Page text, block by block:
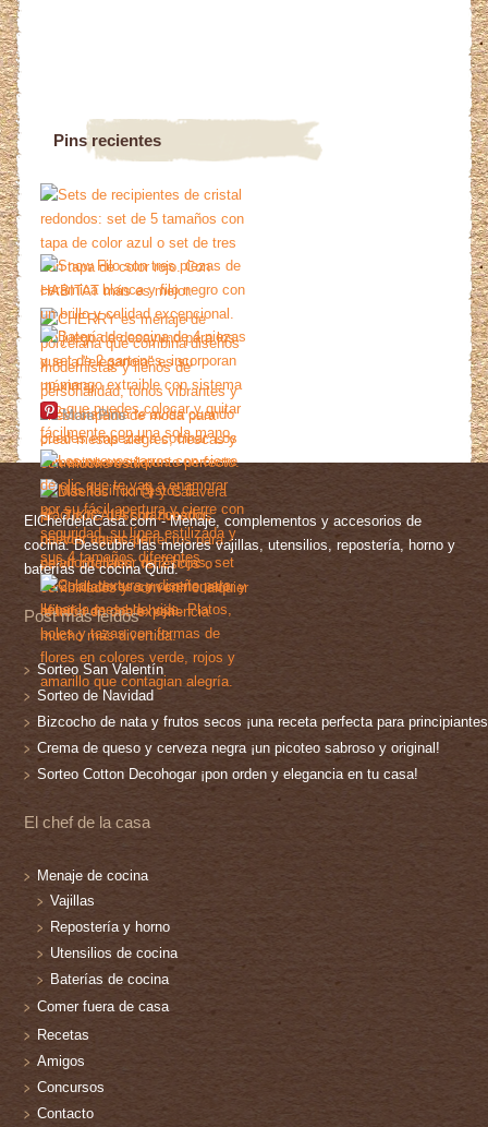
Pins recientes
More Pins
ElChefdelaCasa.com - Menaje, complementos y accesorios de
cocina. Descubre las mejores vajillas, utensilios, repostería, horno y
baterías de cocina Quid.
Post más leídos
Sorteo San Valentín
Sorteo de Navidad
Bizcocho de nata y frutos secos ¡una receta perfecta para
Crema de queso y cerveza negra ¡un picoteo sabroso y original!
Sorteo Cotton Decohogar ¡pon orden y elegancia en tu casa!
El chef de la casa
Menaje de cocina
Vajillas
Repostería y horno
Utensilios de cocina
Baterías de cocina
Comer fuera de casa
Recetas
Amigos
Concursos
Contacto